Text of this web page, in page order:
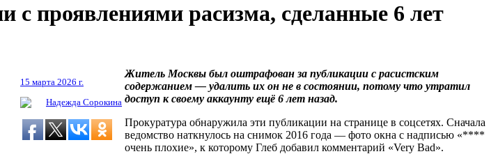
с проявлениями расизма, сделанные 6 лет
15 марта 2026 г.
Надежда Сорокина
Житель Москвы был оштрафован за публикации с расистским
содержанием — удалить их он не в состоянии, потому что утратил
доступ к своему аккаунту ещё 6 лет назад.
Прокуратура обнаружила эти публикации на странице в соцсетях. Сначала
ведомство наткнулось на снимок 2016 года — фото окна с надписью «****
очень плохие», к которому Глеб добавил комментарий «Very Bad».